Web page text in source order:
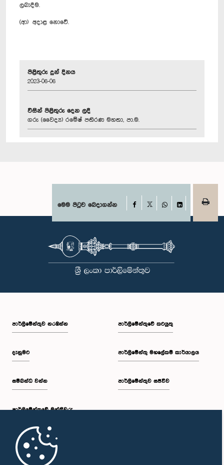
ලබාදීම.
(ආ) අදාළ නොවේ.
පිළිතුරු දුන් දිනය
2023-06-06
විසින් පිළිතුරු දෙන ලදී
ගරු (වෛද්‍ය) රමේෂ් පතිරණ මහතා, පා.ම.
මෙම පිටුව බෙදාගන්න Facebook
WhatsAppLinkedIn
පාර්ලි‌මේන්තුව නරඹන්න
දැනුමට
සම්බන්ධ වන්න
පාර්ලි‌මේන්තුවේ මන්ත්‍රීවරු
මුල් පිටුව
පාර්ලිමේන්තුවේ කටයුතු
පාර්ලිමේන්තු මහලේකම් කාර්යාලය
පාර්ලිමේන්තුව සජීවීව